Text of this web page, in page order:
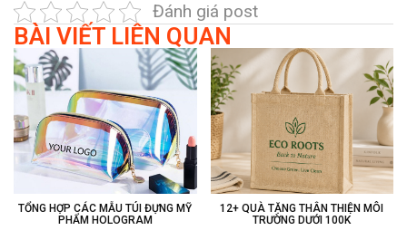
Đánh giá post
BÀI VIẾT LIÊN QUAN
TỔNG HỢP CÁC MẪU TÚI ĐỰNG MỸ
PHẨM HOLOGRAM
12+ QUÀ TẶNG THÂN THIỆN MÔI
TRƯỜNG DƯỚI 100K